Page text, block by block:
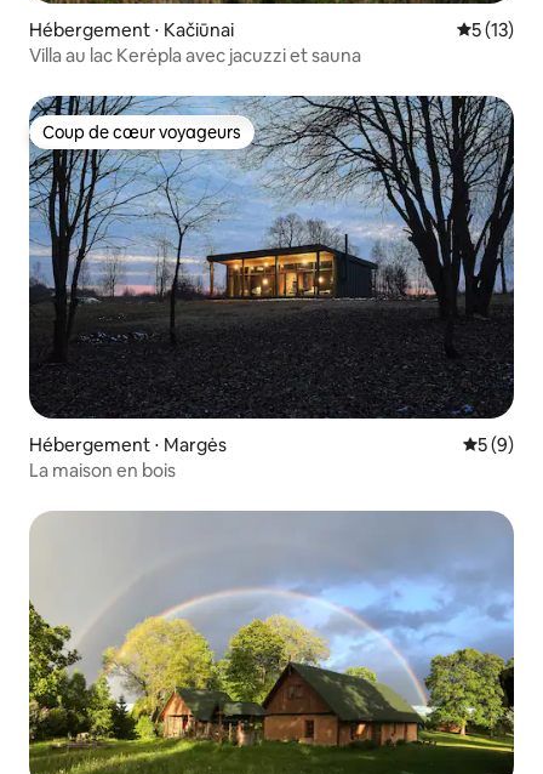
Hébergement ⋅ Kačiūnai
5 (13)
Villa au lac Kerėpla avec jacuzzi et sauna
Coup de cœur voyageurs
Coup de cœur voyageurs
Hébergement ⋅ Margės
5 (9)
La maison en bois